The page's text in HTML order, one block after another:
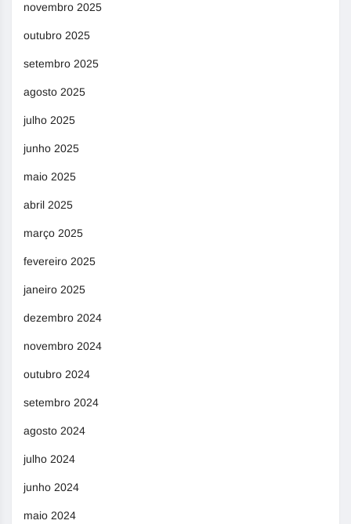
novembro 2025
outubro 2025
setembro 2025
agosto 2025
julho 2025
junho 2025
maio 2025
abril 2025
março 2025
fevereiro 2025
janeiro 2025
dezembro 2024
novembro 2024
outubro 2024
setembro 2024
agosto 2024
julho 2024
junho 2024
maio 2024